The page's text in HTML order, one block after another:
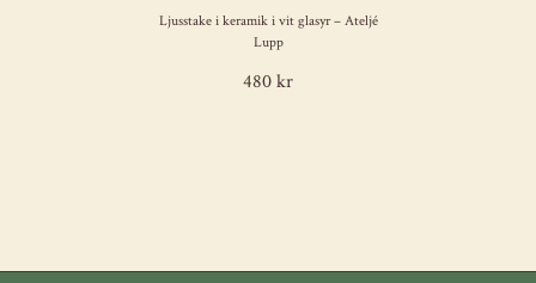
Ljusstake i keramik i vit glasyr – Ateljé
Lupp
480 kr